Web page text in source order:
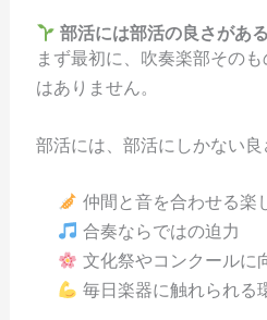
部活には部活の良さがある
まず最初に、吹奏楽部その
はありません。
部活には、部活にしかない良
仲間と音を合わせる楽
合奏ならではの迫力
文化祭やコンクールに
毎日楽器に触れられる